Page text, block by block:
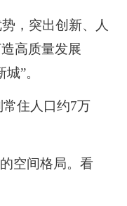
，突出创新、人
高质量发展
城”。
住人口约7万
的空间格局。看